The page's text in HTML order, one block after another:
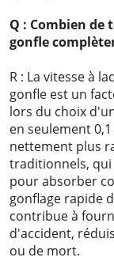
Q : Combien
gonfle
R : La vitesse à
gonfle est un
lors du choix
en seulement
nettement plus
traditionnels,
pour absorber
gonflage rapide
contribue à
d'accident,
ou de mort.